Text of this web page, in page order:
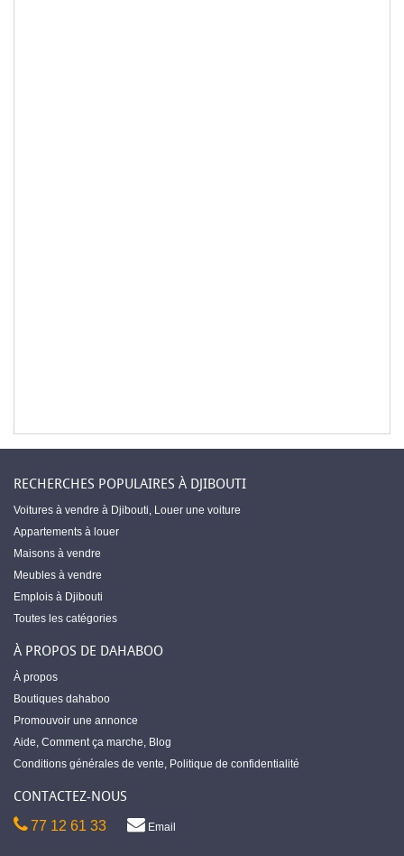
RECHERCHES POPULAIRES À DJIBOUTI
Voitures à vendre à Djibouti, Louer une voiture
Appartements à louer
Maisons à vendre
Meubles à vendre
Emplois à Djibouti
Toutes les catégories
À PROPOS DE DAHABOO
À propos
Boutiques dahaboo
Promouvoir une annonce
Aide, Comment ça marche, Blog
Conditions générales de vente, Politique de confidentialité
CONTACTEZ-NOUS
77 12 61 33 Email